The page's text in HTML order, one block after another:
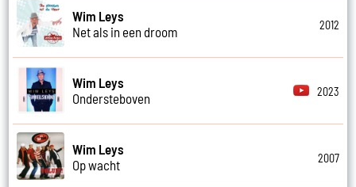
Wim Leys
Net als in een droom
2012
Wim Leys
Ondersteboven
2023
Wim Leys
Op wacht
2007